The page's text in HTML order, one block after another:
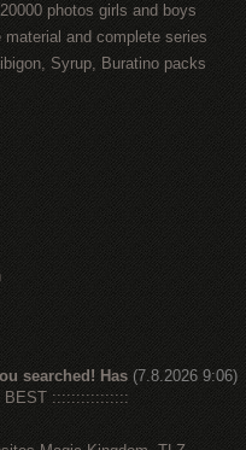
photos girls and boys
and complete series
Syrup, Buratino packs
searched! Has (7.8.2026 9:06)
BEST ::::::::::::::::